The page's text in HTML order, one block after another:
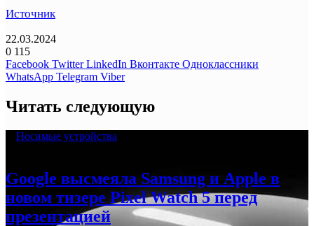
Источник
22.03.2024
0 115
Facebook Twitter LinkedIn Вконтакте Одноклассники
WhatsApp Telegram Viber
Читать следующую
Носимые устройства
Google высмеяла Samsung и Apple в
новом тизере Pixel Watch 5 перед
презентацией